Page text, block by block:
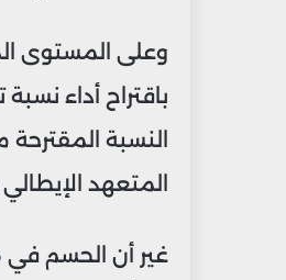
وعلى المستوى
المتعهد الإيطالي
غير أن الحسم في